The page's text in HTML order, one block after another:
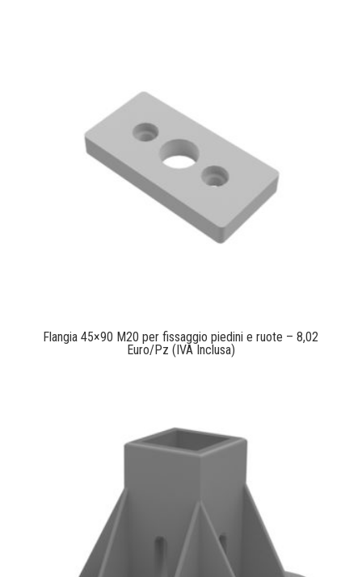
Flangia 45×90 M20 per fissaggio piedini e ruote – 8,02
Euro/Pz (IVA Inclusa)